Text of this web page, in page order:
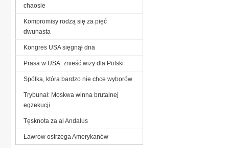
chaosie
Kompromisy rodzą się za pięć
dwunasta
Kongres USA sięgnął dna
Prasa w USA: znieść wizy dla Polski
Spółka, która bardzo nie chce wyborów
Trybunał: Moskwa winna brutalnej
egzekucji
Tęsknota za al Andalus
Ławrow ostrzega Amerykanów